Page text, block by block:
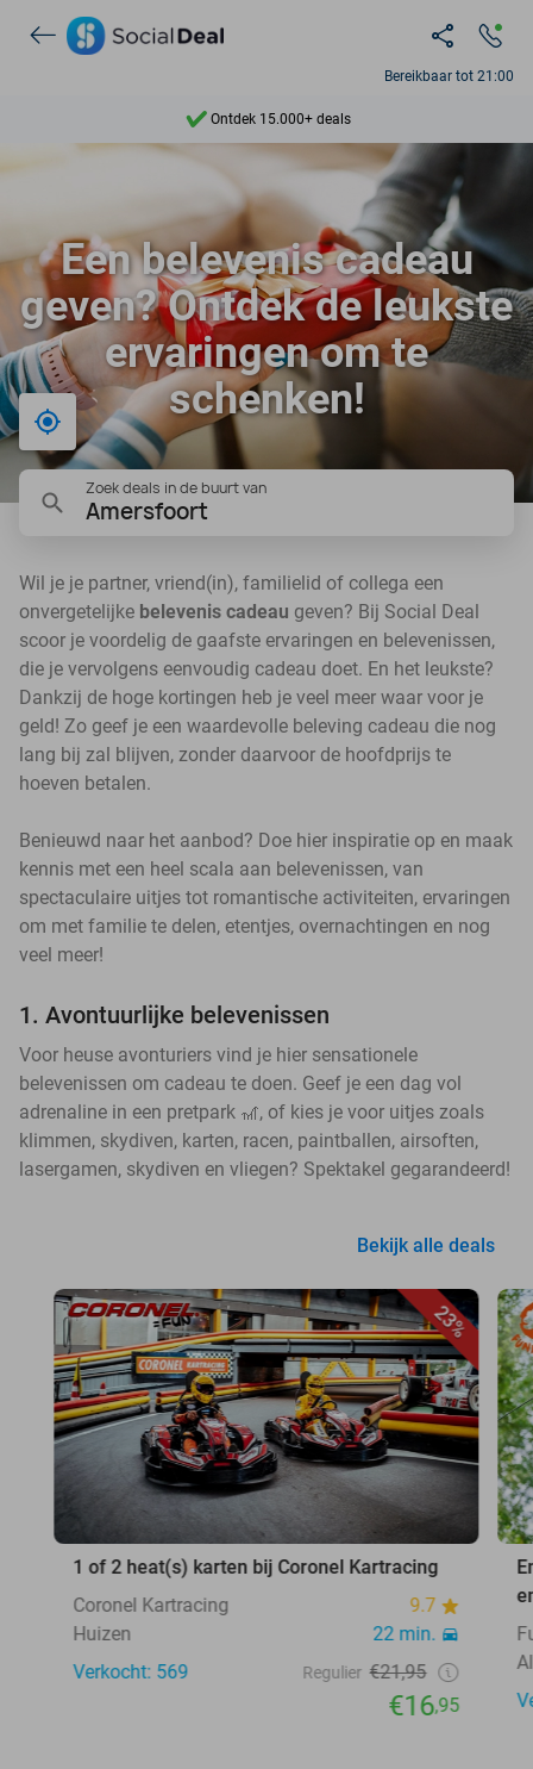
Bereikbaar tot 21:00
Ontdek 15.000+ deals
7 dagen per week beschikbaar
10+ miljoen leden
9,4
Ontdek 15.000+ deals
Een belevenis cadeau
geven? Ontdek de leukste
ervaringen om te
schenken!
Bij mij in de buurt
Zoek deals in de buurt van
Amersfoort
Wil je je partner, vriend(in), familielid of collega een
onvergetelijke belevenis cadeau geven? Bij Social Deal
scoor je voordelig de gaafste ervaringen en belevenissen,
die je vervolgens eenvoudig cadeau doet. En het leukste?
Dankzij de hoge kortingen heb je veel meer waar voor je
geld! Zo geef je een waardevolle beleving cadeau die nog
lang bij zal blijven, zonder daarvoor de hoofdprijs te
hoeven betalen.
Benieuwd naar het aanbod? Doe hier inspiratie op en maak
kennis met een heel scala aan belevenissen, van
spectaculaire uitjes tot romantische activiteiten, ervaringen
om met familie te delen, etentjes, overnachtingen en nog
veel meer!
1. Avontuurlijke belevenissen
Voor heuse avonturiers vind je hier sensationele
belevenissen om cadeau te doen. Geef je een dag vol
adrenaline in een pretpark 🎢, of kies je voor uitjes zoals
klimmen, skydiven, karten, racen, paintballen, airsoften,
lasergamen, skydiven en vliegen? Spektakel gegarandeerd!
Bekijk alle deals
23%
1 of 2 heat(s) karten bij Coronel Kartracing
Coronel Kartracing
9.7
Huizen
22 min.
Verkocht: 569
Regulier €21,95
€16,95